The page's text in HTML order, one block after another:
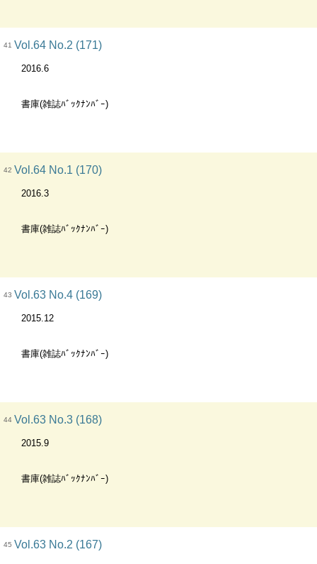
41 Vol.64 No.2 (171)
2016.6
書庫(雑誌ﾊﾞｯｸﾅﾝﾊﾞｰ)
42 Vol.64 No.1 (170)
2016.3
書庫(雑誌ﾊﾞｯｸﾅﾝﾊﾞｰ)
43 Vol.63 No.4 (169)
2015.12
書庫(雑誌ﾊﾞｯｸﾅﾝﾊﾞｰ)
44 Vol.63 No.3 (168)
2015.9
書庫(雑誌ﾊﾞｯｸﾅﾝﾊﾞｰ)
45 Vol.63 No.2 (167)